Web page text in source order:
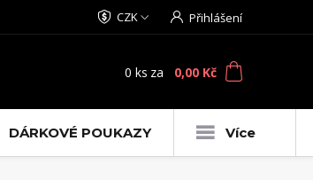
CZK Přihlášení
0 ks za 0,00 Kč
DÁRKOVÉ POUKAZY Více